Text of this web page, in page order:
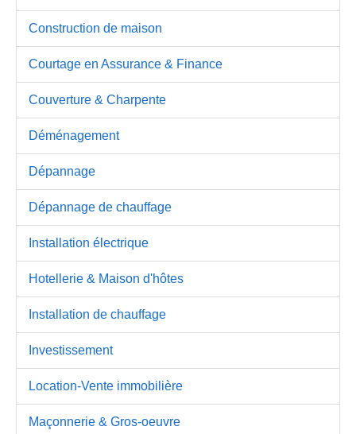
Construction de maison
Courtage en Assurance & Finance
Couverture & Charpente
Déménagement
Dépannage
Dépannage de chauffage
Installation électrique
Hotellerie & Maison d'hôtes
Installation de chauffage
Investissement
Location-Vente immobilière
Maçonnerie & Gros-oeuvre